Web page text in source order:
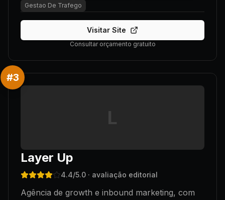
Gestao De Trafego
Visitar Site
Consultar orçamento gratuito
#3
L
Layer Up
4.4/5.0 · avaliação editorial
Agência de growth e inbound marketing, com